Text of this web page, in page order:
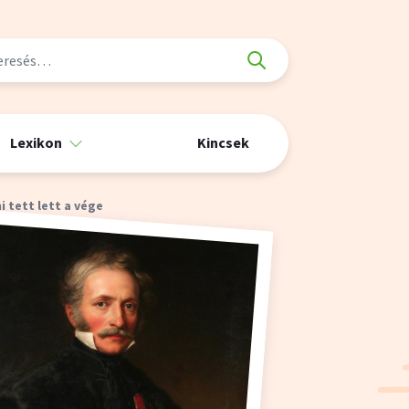
Lexikon Kincsek
tett lett a vége